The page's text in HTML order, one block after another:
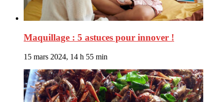
Maquillage : 5 astuces pour innover !
15 mars 2024, 14 h 55 min